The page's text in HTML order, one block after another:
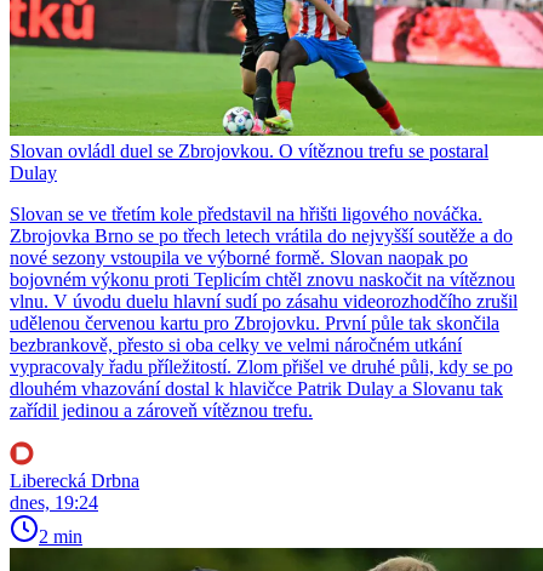
Slovan ovládl duel se Zbrojovkou. O vítěznou trefu se postaral
Dulay
Slovan se ve třetím kole představil na hřišti ligového nováčka.
Zbrojovka Brno se po třech letech vrátila do nejvyšší soutěže a do
nové sezony vstoupila ve výborné formě. Slovan naopak po
bojovném výkonu proti Teplicím chtěl znovu naskočit na vítěznou
vlnu. V úvodu duelu hlavní sudí po zásahu videorozhodčího zrušil
udělenou červenou kartu pro Zbrojovku. První půle tak skončila
bezbrankově, přesto si oba celky ve velmi náročném utkání
vypracovaly řadu příležitostí. Zlom přišel ve druhé půli, kdy se po
dlouhém vhazování dostal k hlavičce Patrik Dulay a Slovanu tak
zařídil jedinou a zároveň vítěznou trefu.
Liberecká Drbna
dnes, 19:24
2 min